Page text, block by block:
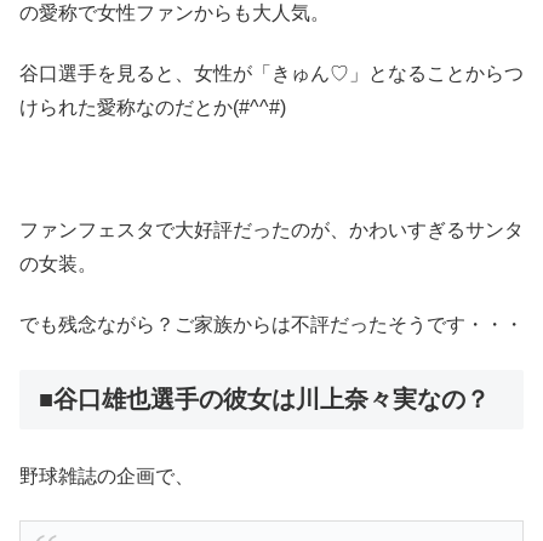
の愛称で女性ファンからも大人気。
谷口選手を見ると、女性が「きゅん♡」となることからつ
けられた愛称なのだとか(#^^#)
ファンフェスタで大好評だったのが、かわいすぎるサンタ
の女装。
でも残念ながら？ご家族からは不評だったそうです・・・
■谷口雄也選手の彼女は川上奈々実なの？
野球雑誌の企画で、